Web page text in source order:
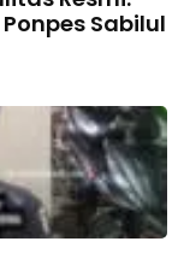
Sabilul